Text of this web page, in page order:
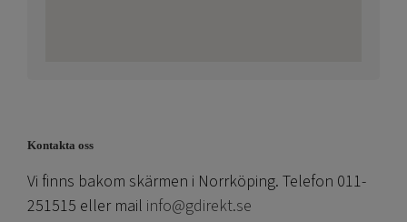
Kontakta oss
Vi finns bakom skärmen i Norrköping. Telefon 011-
251515 eller mail info@gdirekt.se